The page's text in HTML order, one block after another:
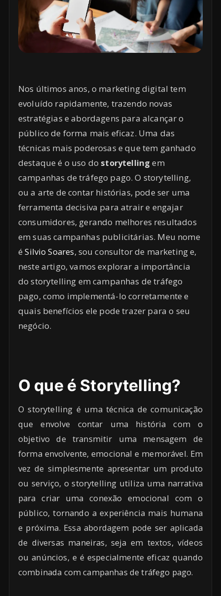
Nos últimos anos, o marketing digital tem
evoluído rapidamente, trazendo novas
estratégias e abordagens para alcançar o
público de forma mais eficaz. Uma das
técnicas mais poderosas e que tem ganhado
destaque é o uso do storytelling em
campanhas de tráfego pago. O storytelling,
ou a arte de contar histórias, pode ser uma
ferramenta decisiva para atrair e engajar
consumidores, gerando melhores resultados
em suas campanhas publicitárias. Meu nome
éSilvio Soares, sou consultor de marketing e,
neste artigo, vamos explorar a importância
do storytelling em campanhas de tráfego
pago, como implementá-lo corretamente e
quais benefícios ele pode trazer para o seu
negócio.
O que é Storytelling?
O storytelling é uma técnica de comunicação
que envolve contar uma história com o
objetivo de transmitir uma mensagem de
forma envolvente, emocional e memorável. Em
vez de simplesmente apresentar um produto
ou serviço, o storytelling utiliza uma narrativa
para criar uma conexão emocional com o
público, tornando a experiência mais humana
e próxima. Essa abordagem pode ser aplicada
de diversas maneiras, seja em textos, vídeos
ou anúncios, e é especialmente eficaz quando
combinada com campanhas de tráfego pago.